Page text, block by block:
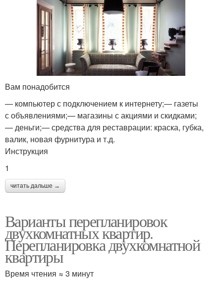
Вам понадобится
— компьютер с подключением к интернету;— газеты
с объявлениями;— магазины с акциями и скидками;
— деньги;— средства для реставрации: краска, губка,
валик, новая фурнитура и т.д.
Инструкция
1
читать дальше →
Варианты перепланировок
двухкомнатных квартир.
Перепланировка двухкомнатной
квартиры
Время чтения ≈ 3 минут